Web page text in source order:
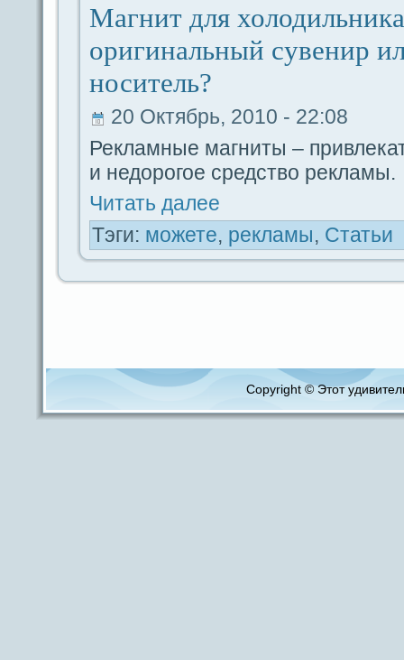
Магнит для
оригинальный сувенир
носитель?
20 Октябрь, 2010 - 22:08
Рекламные магниты –
и недорогое средство рекламы.
Читать дaлее
Тэги: можете, рекламы, Статьи
Copyright © Этот